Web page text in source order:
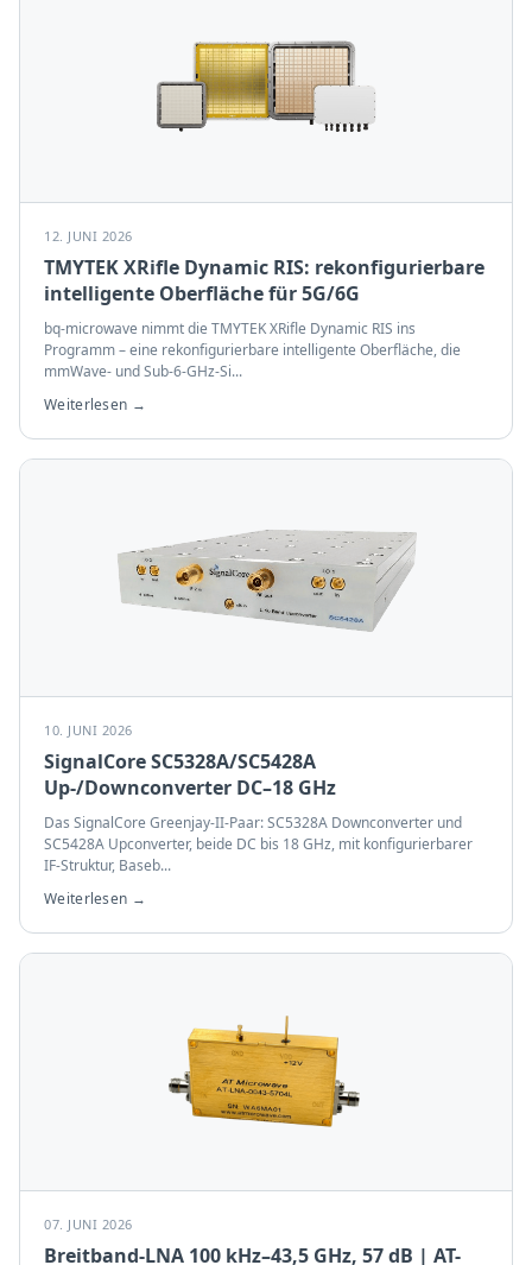
12. JUNI 2026
TMYTEK XRifle Dynamic RIS: rekonfigurierbare
intelligente Oberfläche für 5G/6G
bq-microwave nimmt die TMYTEK XRifle Dynamic RIS ins
Programm – eine rekonfigurierbare intelligente Oberfläche, die
mmWave- und Sub-6-GHz-Si...
Weiterlesen →
10. JUNI 2026
SignalCore SC5328A/SC5428A
Up-/Downconverter DC–18 GHz
Das SignalCore Greenjay-II-Paar: SC5328A Downconverter und
SC5428A Upconverter, beide DC bis 18 GHz, mit konfigurierbarer
IF-Struktur, Baseb...
Weiterlesen →
07. JUNI 2026
Breitband-LNA 100 kHz–43,5 GHz, 57 dB | AT-